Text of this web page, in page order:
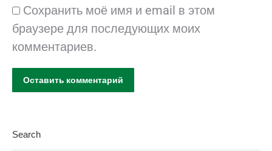
Сохранить моё имя и email в этом
браузере для последующих моих
комментариев.
Оставить комментарий
Search